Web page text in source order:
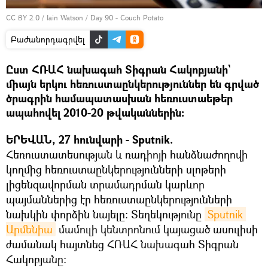
CC BY 2.0 / Iain Watson / Day 90 - Couch Potato
Բաժանորդագրվել
Ըստ ՀՌԱՀ նախագահ Տիգրան Հակոբյանի`
միայն երկու հեռուստաընկերություններ են գրված
ծրագրին համապատասխան հեռուստաեթեր
ապահովել 2010-20 թվականներին։
ԵՐԵՎԱՆ, 27 հունվարի - Sputnik.
Հեռուստատեսության և ռադիոյի հանձնաժողովի
կողմից հեռուստաընկերությունների սլոթերի
լիցենզավորման տրամադրման կարևոր
պայմաններից էր հեռուստաընկերությունների
նախկին փորձին նայելը։ Տեղեկությունը Sputnik
Արմենիա մամուլի կենտրոնում կայացած ասուլիսի
ժամանակ հայտնեց ՀՌԱՀ նախագահ Տիգրան
Հակոբյանը։